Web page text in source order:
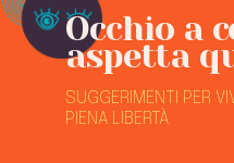
Occhio a
aspetta
SUGGERIMENTI PER
PIENA LIBERTÀ